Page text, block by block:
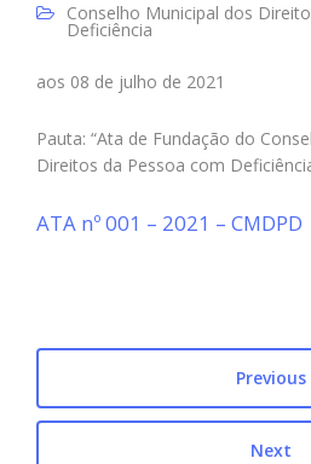
Conselho Municipal dos
Deficiência
aos 08 de julho de 2021
Pauta: “Ata de Fundação do
Direitos da Pessoa com
ATA nº 001 – 2021 – CMDPD
Previous
Next